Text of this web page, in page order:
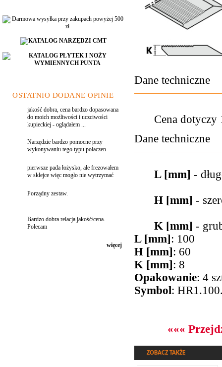
OSTATNIO DODANE OPINIE
jakość dobra, cena bardzo dopasowana
do moich możliwości i uczciwości
kupieckiej - oglądałem ...
Narzędzie bardzo pomocne przy
wykonywaniu tego typu polaczen
pierwsze pada łożysko, ale frezowałem
w sklejce więc mogło nie wytrzymać
Porządny zestaw.
Bardzo dobra relacja jakość/cena.
Polecam
więcej
Dane techniczne
Cena dotyczy
Dane techniczne
L [mm] -
H [mm] -
K [mm] -
L [mm]: 100
H [mm]: 60
K [mm]: 8
Opakowanie: 4
Symbol:
«««
ZOBACZ TAKŻE